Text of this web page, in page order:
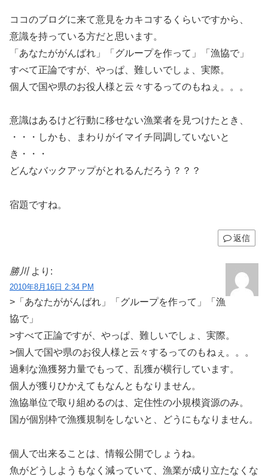
ココのブログに来て意見をカキコするくらいですから、
意識を持っている方だと思います。
「あなたががんばれ」「グループを作って」「漁協で」
すべて正論ですが、やっぱ、難しいでしょ、実際。
個人で国や県のお役人様と云々するってのもねぇ。。。
意識はあるけど行動に移せない漁業者を見つけたとき、
・・・しかも、まわりがイマイチ同調していないと
き・・・
どんなバックアップがとれるんだろう？？？
宿題ですね。
返信
勝川 より:
2010年8月16日 2:34 PM
>「あなたががんばれ」「グループを作って」「漁
協で」
>すべて正論ですが、やっぱ、難しいでしょ、実際。
>個人で国や県のお役人様と云々するってのもねぇ。。。
過剰な漁獲努力量でもって、乱獲が横行しています。
個人が獲りひかえてもなんともなりません。
漁協単位で取り組めるのは、定住性の小規模資源のみ。
国が個別枠で漁獲規制をしないと、どうにもなりません。
個人で出来ることは、情報公開でしょうね。
魚がどうしようもなく減っていて、漁業が成り立たなくな